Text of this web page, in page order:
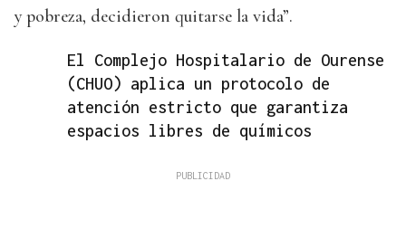
y pobreza, decidieron quitarse la vida”.
El Complejo Hospitalario de Ourense
(CHUO) aplica un protocolo de
atención estricto que garantiza
espacios libres de químicos